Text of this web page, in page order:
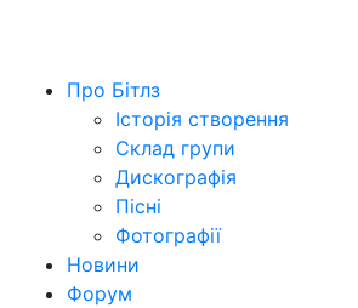
Про Бітлз
Історія створення
Склад групи
Дискографія
Пісні
Фотографії
Новини
Форум